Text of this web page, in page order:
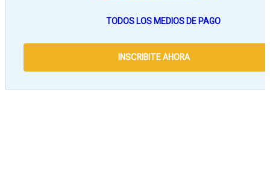
TODOS LOS MEDIOS DE PAGO
INSCRIBITE AHORA